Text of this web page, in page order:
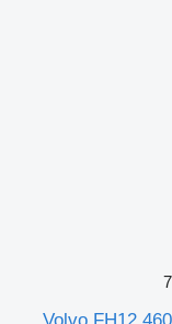
7
Volvo FH12 460